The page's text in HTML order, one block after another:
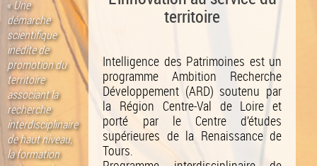
«Une
démarche
scientifique
inédite de
promotion du
territoire
associant la
recherche
interdisciplinaire
de haut niveau,
la formation
territoire
Intelligence des Patrimoines est un
programme Ambition Recherche
Développement (ARD) soutenu par
la Région Centre-Val de Loire et
porté par le Centre d’études
supérieures de la Renaissance de
Tours.